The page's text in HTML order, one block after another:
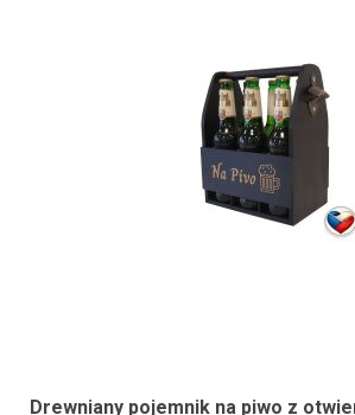
Drewniany pojemnik na piwo z